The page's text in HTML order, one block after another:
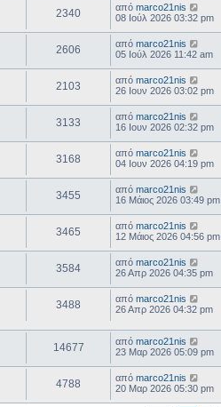
2340 από marco21nis
08 Ιούλ 2026 03:32 pm
2606 από marco21nis
05 Ιούλ 2026 11:42 am
2103 από marco21nis
26 Ιουν 2026 03:02 pm
3133 από marco21nis
16 Ιουν 2026 02:32 pm
3168 από marco21nis
04 Ιουν 2026 04:19 pm
3455 από marco21nis
16 Μάιος 2026 03:49 pm
3465 από marco21nis
12 Μάιος 2026 04:56 pm
3584 από marco21nis
26 Απρ 2026 04:35 pm
3488 από marco21nis
26 Απρ 2026 04:32 pm
14677 από marco21nis
23 Μαρ 2026 05:09 pm
4788 από marco21nis
20 Μαρ 2026 05:30 pm